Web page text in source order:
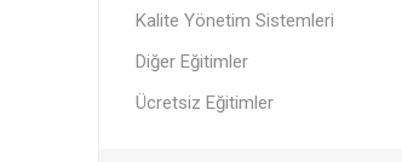
Kalite Yönetim Sistemleri
Diğer Eğitimler
Ücretsiz Eğitimler